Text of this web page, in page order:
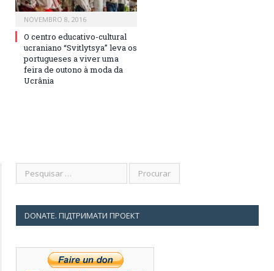
NOVEMBRO 8, 2016
O centro educativo-cultural
ucraniano “Svitlytsya” leva os
portugueses a viver uma
feira de outono à moda da
Ucrânia
DONATE. ПІДТРИМАТИ ПРОЕКТ